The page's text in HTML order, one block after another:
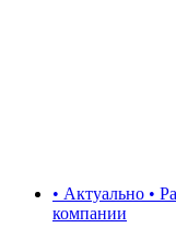
• Актуально •
компании